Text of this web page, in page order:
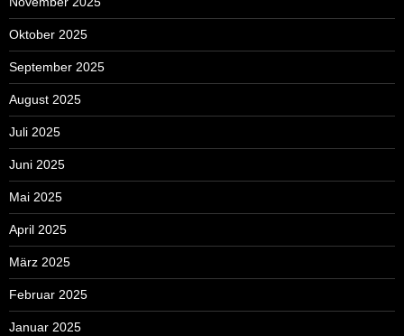
Oktober 2025
September 2025
August 2025
Juli 2025
Juni 2025
Mai 2025
April 2025
März 2025
Februar 2025
Januar 2025